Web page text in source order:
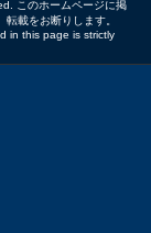
このホームページに掲
載をお断りします。
in this page is strictly